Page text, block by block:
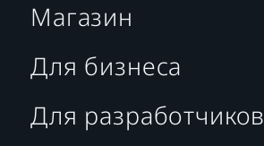
Магазин
Для бизнеса
Для разработчиков